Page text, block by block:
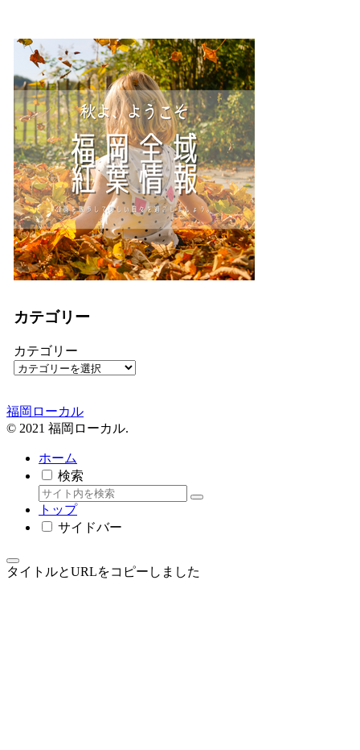
カテゴリー
カテゴリー
福岡ローカル
© 2021 福岡ローカル.
ホーム
検索
トップ
サイドバー
タイトルとURLをコピーしました